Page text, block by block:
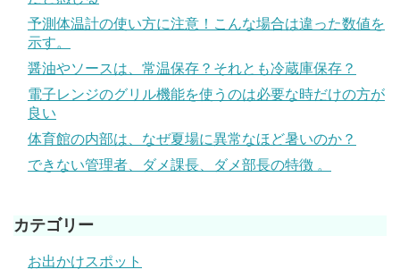
予測体温計の使い方に注意！こんな場合は違った数値を
示す。
醤油やソースは、常温保存？それとも冷蔵庫保存？
電子レンジのグリル機能を使うのは必要な時だけの方が
良い
体育館の内部は、なぜ夏場に異常なほど暑いのか？
できない管理者、ダメ課長、ダメ部長の特徴 。
カテゴリー
お出かけスポット